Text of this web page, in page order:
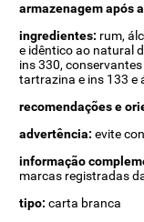
armazenagem após
ingredientes: rum,
e idêntico ao natural
ins 330,
tartrazina e ins 133 e
recomendações e
advertência: evite
informação
marcas registradas
tipo: carta branca